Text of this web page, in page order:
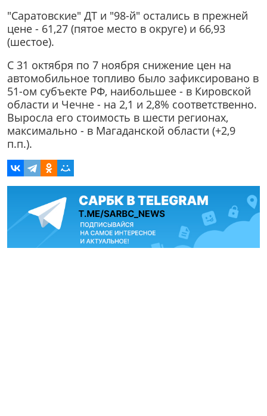
"Саратовские" ДТ и "98-й" остались в прежней
цене - 61,27 (пятое место в округе) и 66,93
(шестое).
С 31 октября по 7 ноября снижение цен на
автомобильное топливо было зафиксировано в
51-ом субъекте РФ, наибольшее - в Кировской
области и Чечне - на 2,1 и 2,8% соответственно.
Выросла его стоимость в шести регионах,
максимально - в Магаданской области (+2,9
п.п.).